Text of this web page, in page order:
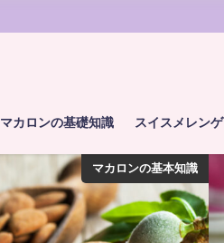
マカロンの基礎知識 スイスメレンゲ
マカロンの基本知識